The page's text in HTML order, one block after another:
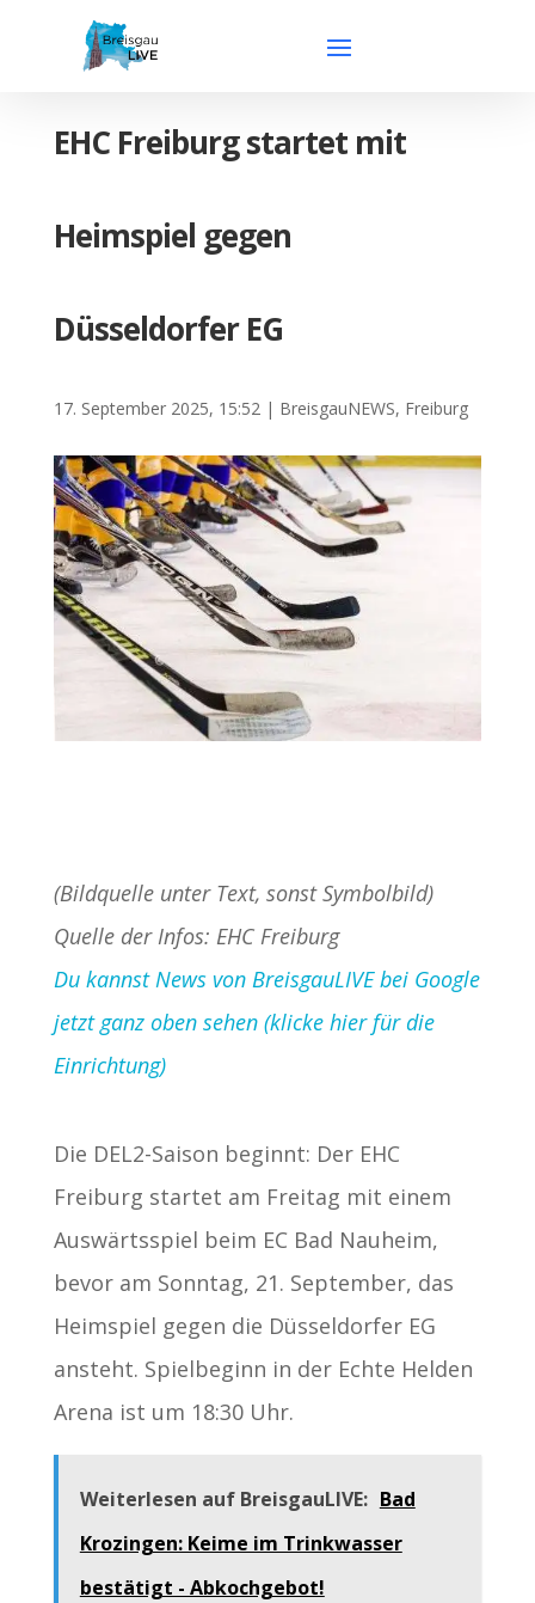
EHC Freiburg startet mit
Heimspiel gegen
Düsseldorfer EG
17. September 2025, 15:52| BreisgauNEWS, Freiburg
(Bildquelle unter Text, sonst Symbolbild)
Quelle der Infos: EHC Freiburg
Du kannst News von BreisgauLIVE bei Google
jetzt ganz oben sehen (klicke hier für die
Einrichtung)
Die DEL2-Saison beginnt: Der EHC
Freiburg startet am Freitag mit einem
Auswärtsspiel beim EC Bad Nauheim,
bevor am Sonntag, 21. September, das
Heimspiel gegen die Düsseldorfer EG
ansteht. Spielbeginn in der Echte Helden
Arena ist um 18:30 Uhr.
Weiterlesen auf BreisgauLIVE: Bad
Krozingen: Keime im Trinkwasser
bestätigt - Abkochgebot!